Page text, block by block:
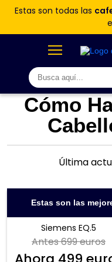
Estas son todas las
Cómo
Última
Estas son las
Siemens EQ.5
Antes699 euros